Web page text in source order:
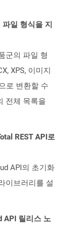
일 형식을 지
군의 파일 형
XPS, 이미지
로 변환할 수
전체 목록을
REST API로
API의 초기화
이브러리를 설
API 릴리스 노